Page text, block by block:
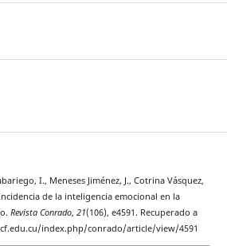
I., Meneses Jiménez, J., Cotrina Vásquez,
de la inteligencia emocional en la
Revista Conrado, 21(106), e4591. Recuperado a
index.php/conrado/article/view/4591